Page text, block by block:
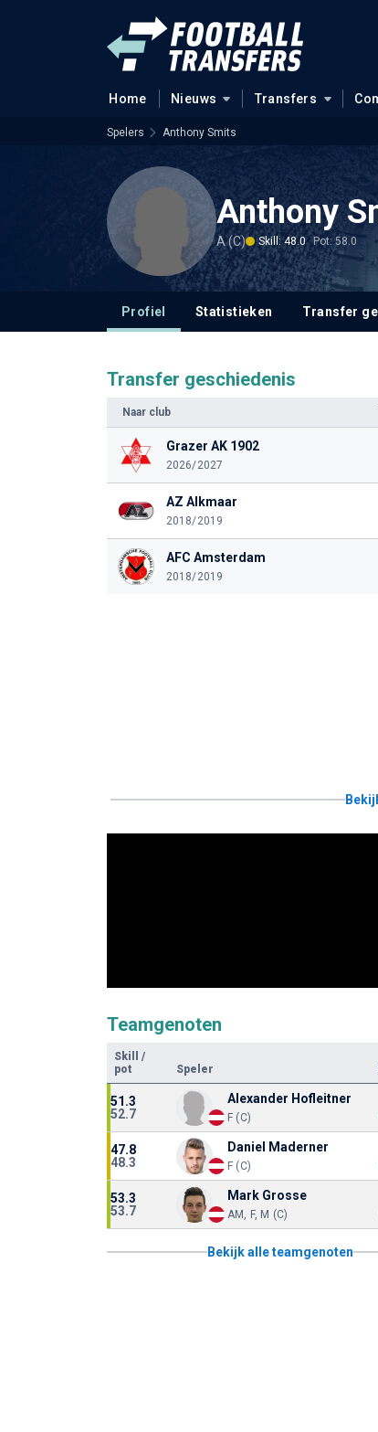
Home Nieuws Transfers
Spelers Anthony Smits
Anthony
A (C) Skill: 48.0 Pot: 58.0
Profiel Statistieken Transfer
Transfer geschiedenis
Naar club
Grazer AK 1902
2026/2027
AZ Alkmaar
2018/2019
AFC Amsterdam
2018/2019
Teamgenoten
Skill
/
pot
Speler
51.3
52.7
Alexander Hofleitner
F (C)
47.8
48.3
Daniel Maderner
F (C)
53.3
53.7
Mark Grosse
AM, F, M (C)
Bekijk alle teamgenoten